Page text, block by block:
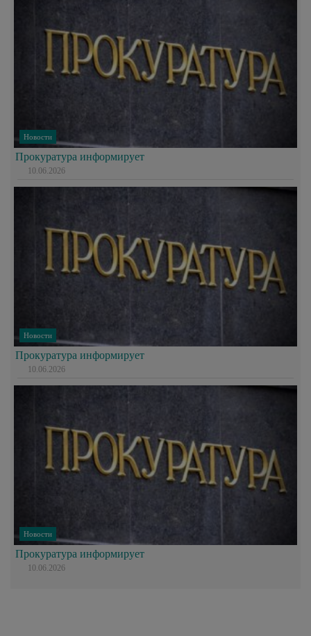
Новости
Прокуратура информирует
10.06.2026
Новости
Прокуратура информирует
10.06.2026
Новости
Прокуратура информирует
10.06.2026